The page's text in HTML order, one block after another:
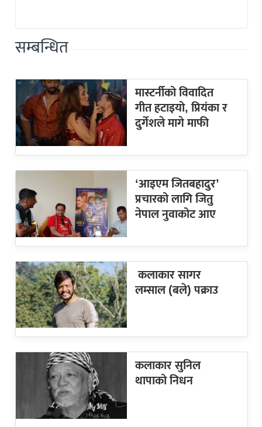
सम्बन्धित
मास्टर्नीको विवादित
गीत हटाइयो, प्रियंका र
दुर्गेशले मागे माफी
‘आइएम जितबहादुर’
प्रचारको लागि जितु
नेपाल नुवाकोट आए
कलाकार सागर
लम्साल (बले) पक्राउ
कलाकार सुनिल
थापाको निधन